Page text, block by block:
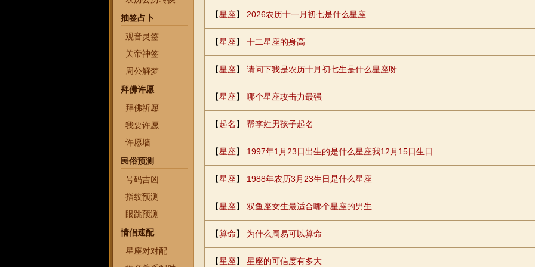
抽签占卜
观音灵签
关帝神签
周公解梦
拜佛许愿
拜佛祈愿
我要许愿
许愿墙
民俗预测
号码吉凶
指纹预测
眼跳预测
情侣速配
星座对对配
【星座】 2026农历十一月初七是什么星座
【星座】 十二星座的身高
【星座】 请问下我是农历十月初七生是什么星座呀
【星座】 哪个星座攻击力最强
【起名 】 帮李姓男孩子起名
【星座】 1997年1月23日出生的是什么星座我12月15日生日
【星座】 1988年农历3月23生日是什么星座
【星座】 双鱼座女生最适合哪个星座的男生
【算命】 为什么周易可以算命
【星座】 星座的可信度有多大